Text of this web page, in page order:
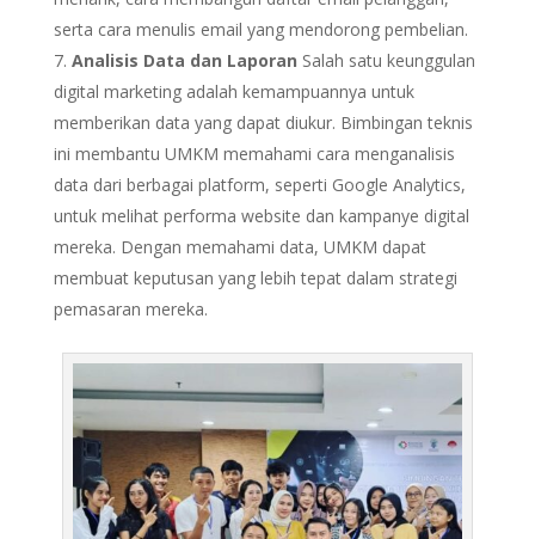
serta cara menulis email yang mendorong pembelian.
Analisis Data dan Laporan Salah satu keunggulan
digital marketing adalah kemampuannya untuk
memberikan data yang dapat diukur. Bimbingan teknis
ini membantu UMKM memahami cara menganalisis
data dari berbagai platform, seperti Google Analytics,
untuk melihat performa website dan kampanye digital
mereka. Dengan memahami data, UMKM dapat
membuat keputusan yang lebih tepat dalam strategi
pemasaran mereka.